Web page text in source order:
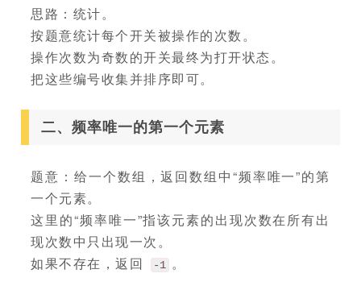
思路：统计。
按题意统计每个开关被操作的次数。
操作次数为奇数的开关最终为打开状态。
把这些编号收集并排序即可。
二、频率唯一的第一个元素
题意：给一个数组，返回数组中“频率唯一”的第
一个元素。
这里的“频率唯一”指该元素的出现次数在所有出
现次数中只出现一次。
如果不存在，返回
-1 。